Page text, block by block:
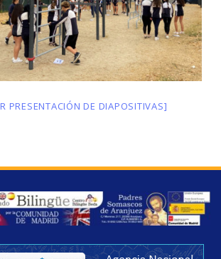
PRESENTACIÓN DE DIAPOSITIVAS]